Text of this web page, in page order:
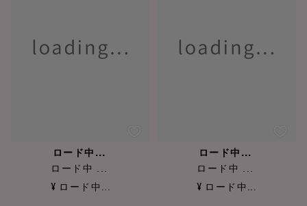
ロード中...
ロード中 ...
¥ ロード中...
ロード中...
ロード中 ...
¥ ロード中...